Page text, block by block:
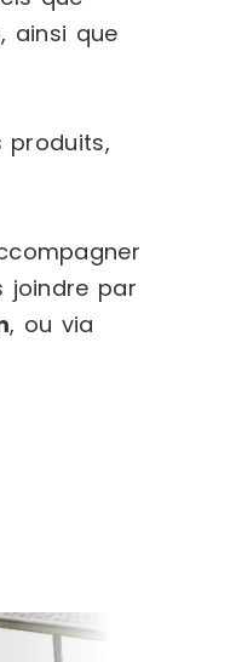
ainsi que
produits,
joindre par
, ou via